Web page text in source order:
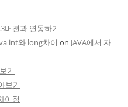
버젼과 연동하기
int와 long차이 on JAVA에서 자
기
보기
이점